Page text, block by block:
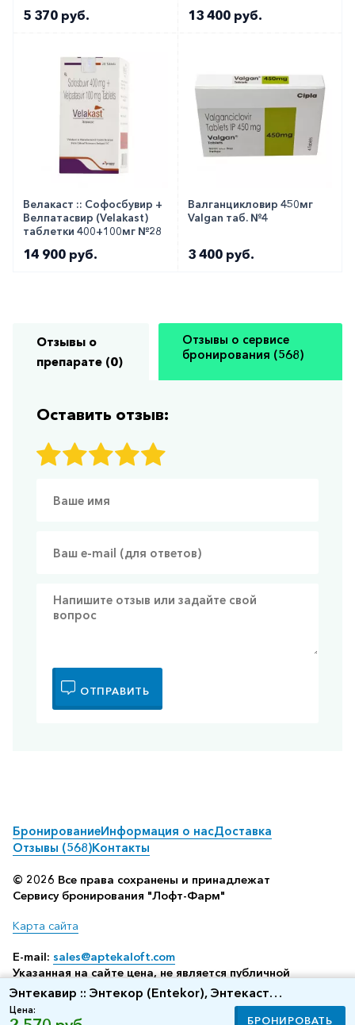
5 370 руб. 13 400 руб.
Велакаст :: Софосбувир +
Велпатасвир (Velakast)
таблетки 400+100мг №28
14 900 руб.
Валганцикловир 450мг
Valgan таб. №4
3 400 руб.
Отзывы о
препарате (0)
Отзывы о сервисе
бронирования (568)
Оставить отзыв:
ОТПРАВИТЬ
Энтекавир :: Энтекор (Entekor), Энтекаст
(Entekast) :: аналог Бараклюд таб. 0,5мг №30
Цена:
БРОНИРОВАТЬ
БронированиеИнформация о насДоставка
Отзывы (568)Контакты
© 2026 Все права сохранены и принадлежат
Сервису бронирования "Лофт-Фарм"
Карта сайта
E-mail: sales@aptekaloft.com
Указанная на сайте цена, не является публичной
офертой, а всего лишь отображает среднюю стоимость
посредством бронирования в аптеке (по данным нашего
сервиса резервирования)